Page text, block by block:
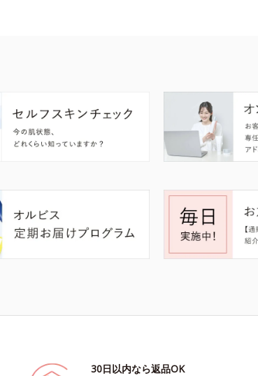
30日以内なら返品OK